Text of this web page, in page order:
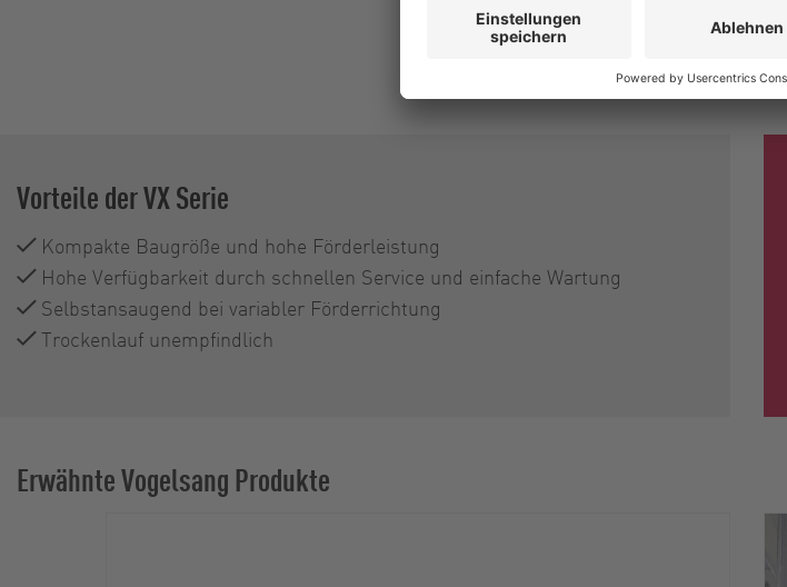
Vorteile der VX Serie
Kompakte Baugröße und hohe Förderleistung
Hohe Verfügbarkeit durch schnellen Service und einfache Wartung
Selbstansaugend bei variabler Förderrichtung
Trockenlauf unempfindlich
Erwähnte Vogelsang Produkte